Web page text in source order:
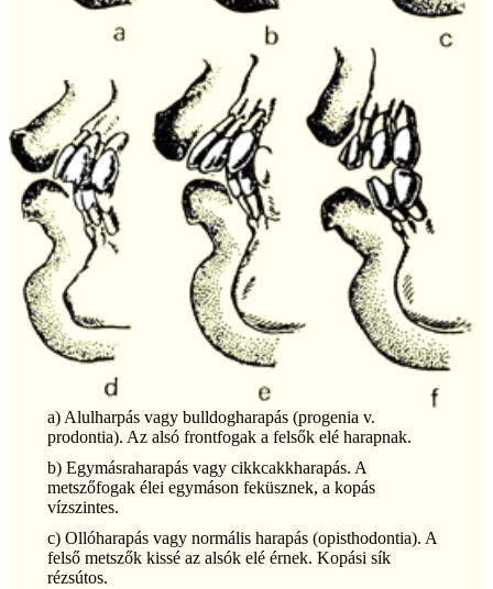
a) Alulharpás vagy bulldogharapás (progenia v.
prodontia). Az alsó frontfogak a felsők elé harapnak.
b) Egymásraharapás vagy cikkcakkharapás. A
metszőfogak élei egymáson feküsznek, a kopás
vízszintes.
c) Ollóharapás vagy normális harapás (opisthodontia). A
felső metszők kissé az alsók elé érnek. Kopási sík
rézsútos.